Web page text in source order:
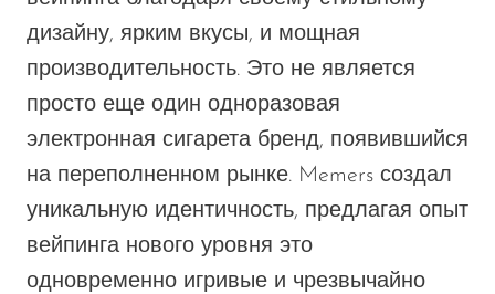
дизайну, ярким вкусы, и мощная
производительность. Это не является
просто еще один одноразовая
электронная сигарета бренд, появившийся
на переполненном рынке. Memers создал
уникальную идентичность, предлагая опыт
вейпинга нового уровня это
одновременно игривые и чрезвычайно